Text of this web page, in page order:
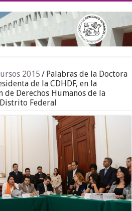
2015 / Palabras de la Doctora
de la CDHDF, en la
de Derechos Humanos de la
Federal